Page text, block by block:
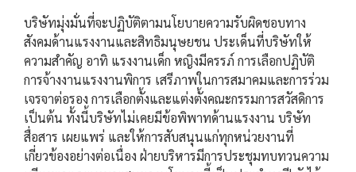
บริษัทมุ่งมั่นที่จะปฏิบัติตามนโยบายความรับผิดชอบทาง
สังคมด้านแรงงานและสิทธิมนุษยชน ประเด็นที่บริษัทให้
ความสำคัญ อาทิ แรงงานเด็ก หญิงมีครรภ์ การเลือกปฏิบัติ
การจ้างงานแรงงานพิการ เสรีภาพในการสมาคมและการร่วม
เจรจาต่อรอง การเลือกตั้งและแต่งตั้งคณะกรรมการสวัสดิการ
เป็นต้น ทั้งนี้บริษัทไม่เคยมีข้อพิพาทด้านแรงงาน บริษัท
สื่อสาร เผยแพร่ และให้การสับสนุนแก่ทุกหน่วยงานที่
เกี่ยวข้องอย่างต่อเนื่อง ฝ่ายบริหารมีการประชุมทบทวนความ